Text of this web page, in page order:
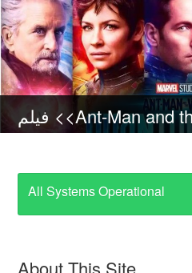
All Systems Operational
About This Site